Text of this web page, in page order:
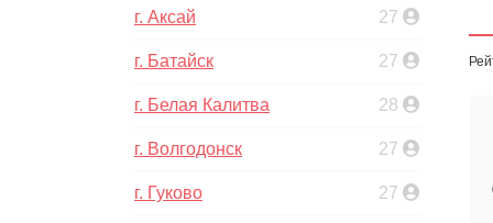
г. Аксай 27
г. Батайск 27
г. Белая Калитва 28
г. Волгодонск 27
г. Гуково 27